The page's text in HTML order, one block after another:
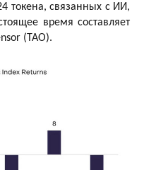
токена, связанных с ИИ,
время составляет
(TAO).